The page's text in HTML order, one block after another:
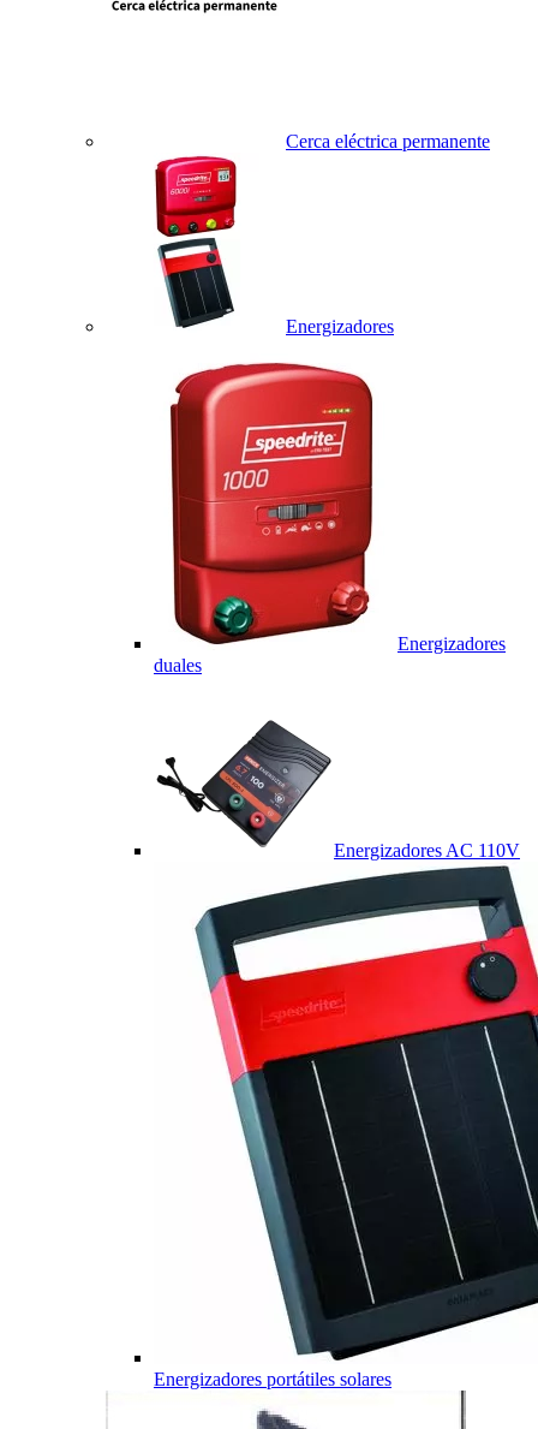
Cerca eléctrica permanente
Energizadores
Energizadores
duales
Energizadores AC 110V
Energizadores portátiles solares